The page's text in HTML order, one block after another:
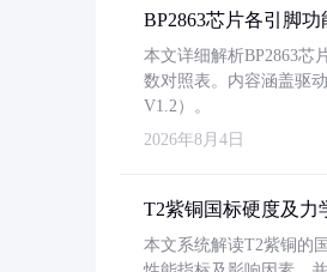
BP2863芯片各引脚功
本文详细解析BP2863芯
数对照表。内容涵盖驱
V1.2）。
2026年8月4日
T2紫铜国标硬度及力
本文系统解读T2紫铜的